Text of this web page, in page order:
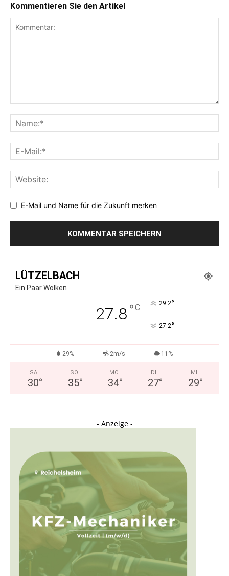
Kommentieren Sie den Artikel
E-Mail und Name für die Zukunft merken
LÜTZELBACH
Ein Paar Wolken
27.8°C 29.2°
27.2°
29% 2m/s 11%
SA.
30°
SO.
35°
MO.
34°
DI.
27°
MI.
29°
- Anzeige -